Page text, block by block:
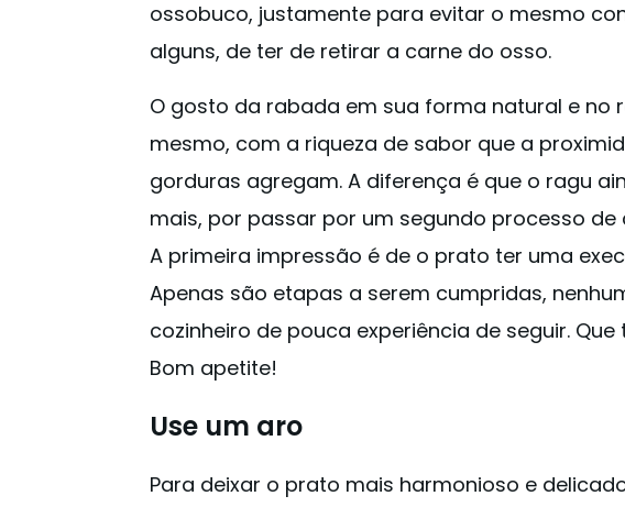
ossobuco, justamente para evitar o mesmo
alguns, de ter de retirar a carne do osso.
O gosto da rabada em sua forma natural e no
mesmo, com a riqueza de sabor que a
gorduras agregam. A diferença é que o ragu
mais, por passar por um segundo processo de
A primeira impressão é de o prato ter uma
Apenas são etapas a serem cumpridas,
cozinheiro de pouca experiência de seguir.
Bom apetite!
Use um aro
Para deixar o prato mais harmonioso e